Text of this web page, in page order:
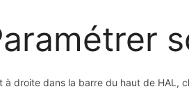
à droite dans la barre du haut de HAL,